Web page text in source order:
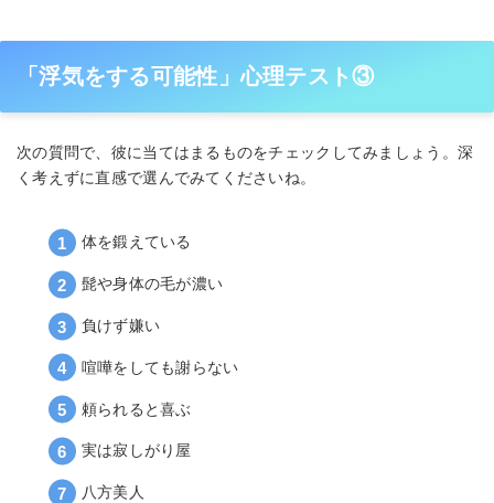
「浮気をする可能性」心理テスト③
次の質問で、彼に当てはまるものをチェックしてみましょう。深
く考えずに直感で選んでみてくださいね。
体を鍛えている
髭や身体の毛が濃い
負けず嫌い
喧嘩をしても謝らない
頼られると喜ぶ
実は寂しがり屋
八方美人